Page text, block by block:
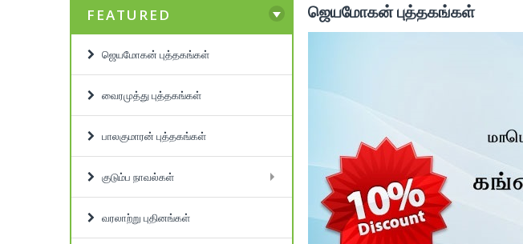
FEATURED
ஜெயமோகன் புத்தகங்கள்
வைரமுத்து புத்தகங்கள்
பாலகுமாரன் புத்தகங்கள்
குடும்ப நாவல்கள்
வரலாற்று புதினங்கள்
ஜெயமோகன் புத்தகங்கள்